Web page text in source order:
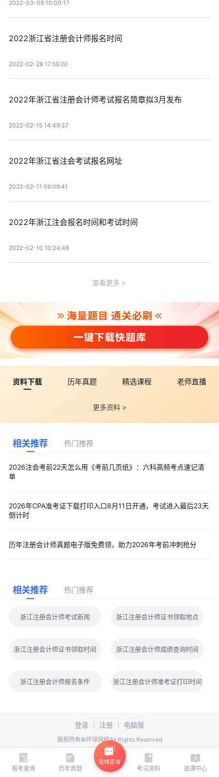
2022-03-08 10:00:17
2022浙江省注册会计师报名时间
2022-02-28 17:59:20
2022年浙江省注册会计师考试报名简章拟3月发布
2022-02-15 14:49:37
2022年浙江省注会考试报名网址
2022-02-11 09:09:41
2022年浙江注会报名时间和考试时间
2022-02-10 10:24:48
查看更多
资料下载 历年真题 精选课程 老师直播
更多资料 >
相关推荐 热门推荐
2026注会考前22天怎么用《考前几页纸》：六科高频考点速记清
单
2026年CPA准考证下载打印入口8月11日开通，考试进入最后23天
倒计时
历年注册会计师真题电子版免费领，助力2026年考前冲刺抢分
相关推荐 热门推荐
浙江注册会计师考试新闻 浙江注册会计师证书领取地点
浙江注册会计师证书领取时间 浙江注册会计师成绩查询时间
浙江注册会计师报名条件 浙江注册会计师准考证打印时间
登录 注册 电脑版
版权所有©环球网校All Rights Reserved
报考查询 历年真题
在线咨询
考试资料 选课中心